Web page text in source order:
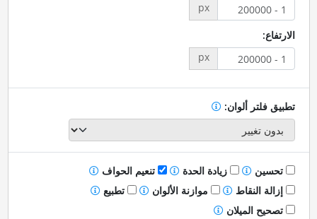
px
الارتفاع:
px
تطبيق فلتر ألوان:
تحسين زيادة الحدة
تنعيم الحواف
إزالة النقاط
موازنة الألوان
تطبيع
تصحيح الميلان